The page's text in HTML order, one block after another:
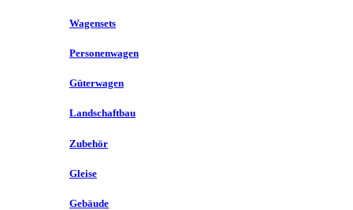
Wagensets
Personenwagen
Güterwagen
Landschaftbau
Zubehör
Gleise
Gebäude